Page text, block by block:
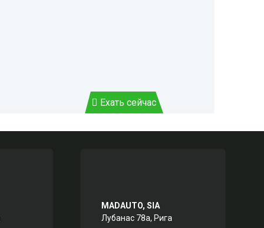
Ехать сейчас
MADAUTO, SIA
Лубанас 78а, Рига